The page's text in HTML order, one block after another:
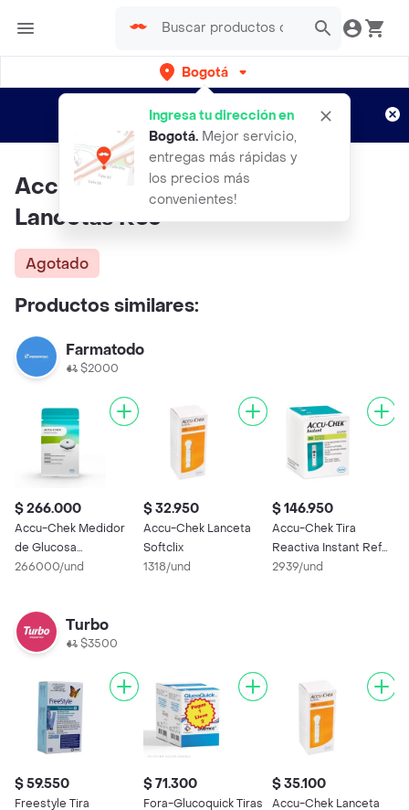
Bogotá
Ingresa tu dirección en
Bogotá. Mejor servicio,
entregas más rápidas y
los precios más
convenientes!
envíos gratis por semanas
Aplican TyC
Accu-Chek Softclix Cjx200
Lancetas Roc
Agotado
Productos similares:
Farmatodo
$2000
$ 266.000
Accu-Chek Medidor
de Glucosa
Smartguide
266000/und
$ 32.950
Accu-Chek Lanceta
Softclix
1318/und
$ 146.950
Accu-Chek Tira
Reactiva Instant Ref
07819382023
2939/und
Turbo
$3500
$ 59.550
Freestyle Tira
$ 71.300
Fora-Glucoquick Tiras
$ 35.100
Accu-Chek Lanceta